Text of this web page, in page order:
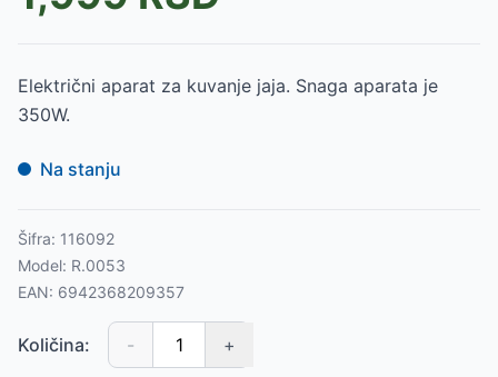
Električni aparat za kuvanje jaja. Snaga aparata je
350W.
Na stanju
Šifra: 116092
Model: R.0053
EAN: 6942368209357
Količina: - +